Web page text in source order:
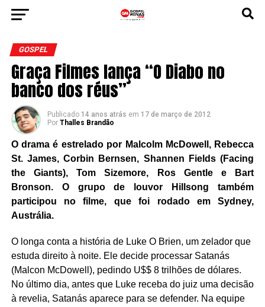
GOSPEL
Graça Filmes lança “O Diabo no
banco dos réus”
Publicado 14 anos atrás em 17 de março de 2012
Por Thalles Brandão
O drama é estrelado por Malcolm McDowell, Rebecca
St. James, Corbin Bernsen, Shannen Fields (Facing
the Giants), Tom Sizemore, Ros Gentle e Bart
Bronson. O grupo de louvor Hillsong também
participou no filme, que foi rodado em Sydney,
Austrália.
O longa conta a história de Luke O Brien, um zelador que
estuda direito à noite. Ele decide processar Satanás
(Malcon McDowell), pedindo U$$ 8 trilhões de dólares.
No último dia, antes que Luke receba do juiz uma decisão
à revelia, Satanás aparece para se defender. Na equipe